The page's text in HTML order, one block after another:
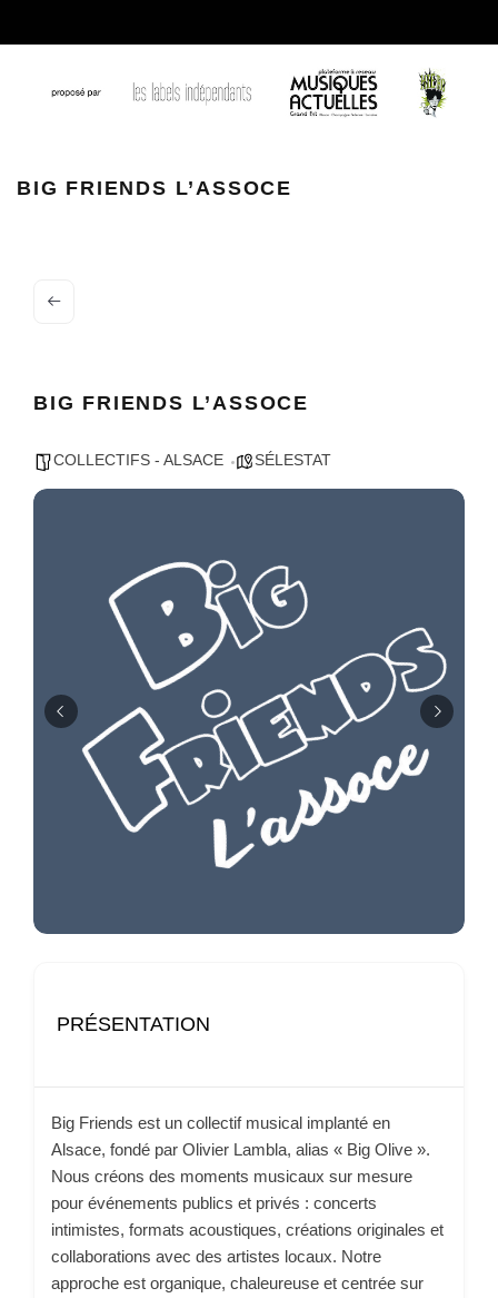
BIG FRIENDS L’ASSOCE
BIG FRIENDS L’ASSOCE
COLLECTIFS - ALSACE SÉLESTAT
PRÉSENTATION
Big Friends est un collectif musical implanté en
Alsace, fondé par Olivier Lambla, alias « Big Olive ».
Nous créons des moments musicaux sur mesure
pour événements publics et privés : concerts
intimistes, formats acoustiques, créations originales et
collaborations avec des artistes locaux. Notre
approche est organique, chaleureuse et centrée sur